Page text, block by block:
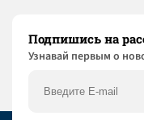
Подпишись на
Узнaвай первым о